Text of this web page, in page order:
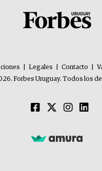
Legales Contacto
Forbes Uruguay. Todos los